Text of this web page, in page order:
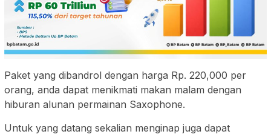
Paket yang dibandrol dengan harga Rp. 220,000 per
orang, anda dapat menikmati makan malam dengan
hiburan alunan permainan Saxophone.
Untuk yang datang sekalian menginap juga dapat